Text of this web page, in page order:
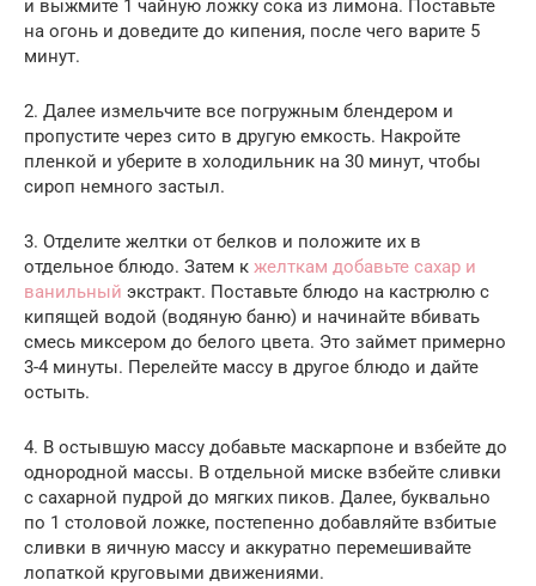
и выжмите 1 чайную ложку сока из лимона. Поставьте
на огонь и доведите до кипения, после чего варите 5
минут.
2. Далее измельчите все погружным блендером и
пропустите через сито в другую емкость. Накройте
пленкой и уберите в холодильник на 30 минут, чтобы
сироп немного застыл.
3. Отделите желтки от белков и положите их в
отдельное блюдо. Затем к желткам добавьте сахар и
ванильный экстракт. Поставьте блюдо на кастрюлю с
кипящей водой (водяную баню) и начинайте вбивать
смесь миксером до белого цвета. Это займет примерно
3-4 минуты. Перелейте массу в другое блюдо и дайте
остыть.
4. В остывшую массу добавьте маскарпоне и взбейте до
однородной массы. В отдельной миске взбейте сливки
с сахарной пудрой до мягких пиков. Далее, буквально
по 1 столовой ложке, постепенно добавляйте взбитые
сливки в яичную массу и аккуратно перемешивайте
лопаткой круговыми движениями.